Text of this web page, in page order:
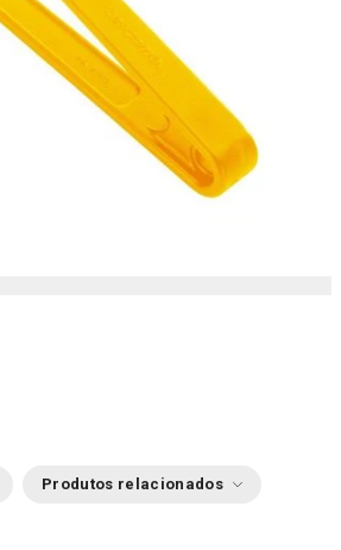
Produtos relacionados